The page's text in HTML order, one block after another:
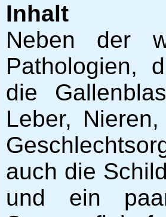
Inhalt
Neben der
Pathologien,
die
Leber,
auch die
und ein